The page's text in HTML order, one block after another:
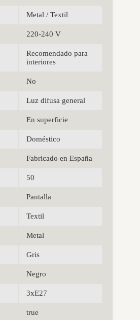
Metal / Textil
220-240 V
Recomendado para
interiores
No
Luz difusa general
En superficie
Doméstico
Fabricado en España
50
Pantalla
Textil
Metal
Gris
Negro
3xE27
true